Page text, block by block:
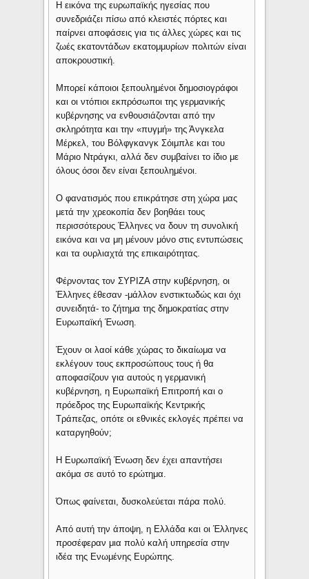
Η εικόνα της ευρωπαϊκής ηγεσίας που
συνεδριάζει πίσω από κλειστές πόρτες και
παίρνει αποφάσεις για τις άλλες χώρες και τις
ζωές εκατοντάδων εκατομμυρίων πολιτών είναι
αποκρουστική.
Μπορεί κάποιοι ξεπουλημένοι δημοσιογράφοι
και οι ντόπιοι εκπρόσωποι της γερμανικής
κυβέρνησης να ενθουσιάζονται από την
σκληρότητα και την «πυγμή» της Άνγκελα
Μέρκελ, του Βόλφγκανγκ Σόιμπλε και του
Μάριο Ντράγκι, αλλά δεν συμβαίνει το ίδιο με
όλους όσοι δεν είναι ξεπουλημένοι.
Ο φανατισμός που επικράτησε στη χώρα μας
μετά την χρεοκοπία δεν βοηθάει τους
περισσότερους Έλληνες να δουν τη συνολική
εικόνα και να μη μένουν μόνο στις εντυπώσεις
και τα ουρλιαχτά της επικαιρότητας.
Φέρνοντας τον ΣΥΡΙΖΑ στην κυβέρνηση, οι
Έλληνες έθεσαν -μάλλον ενστικτωδώς και όχι
συνειδητά- το ζήτημα της δημοκρατίας στην
Ευρωπαϊκή Ένωση.
Έχουν οι λαοί κάθε χώρας το δικαίωμα να
εκλέγουν τους εκπροσώπους τους ή θα
αποφασίζουν για αυτούς η γερμανική
κυβέρνηση, η Ευρωπαϊκή Επιτροπή και ο
πρόεδρος της Ευρωπαϊκής Κεντρικής
Τράπεζας, οπότε οι εθνικές εκλογές πρέπει να
καταργηθούν;
Η Ευρωπαϊκή Ένωση δεν έχει απαντήσει
ακόμα σε αυτό το ερώτημα.
Όπως φαίνεται, δυσκολεύεται πάρα πολύ.
Από αυτή την άποψη, η Ελλάδα και οι Έλληνες
προσέφεραν μια πολύ καλή υπηρεσία στην
ιδέα της Ενωμένης Ευρώπης.